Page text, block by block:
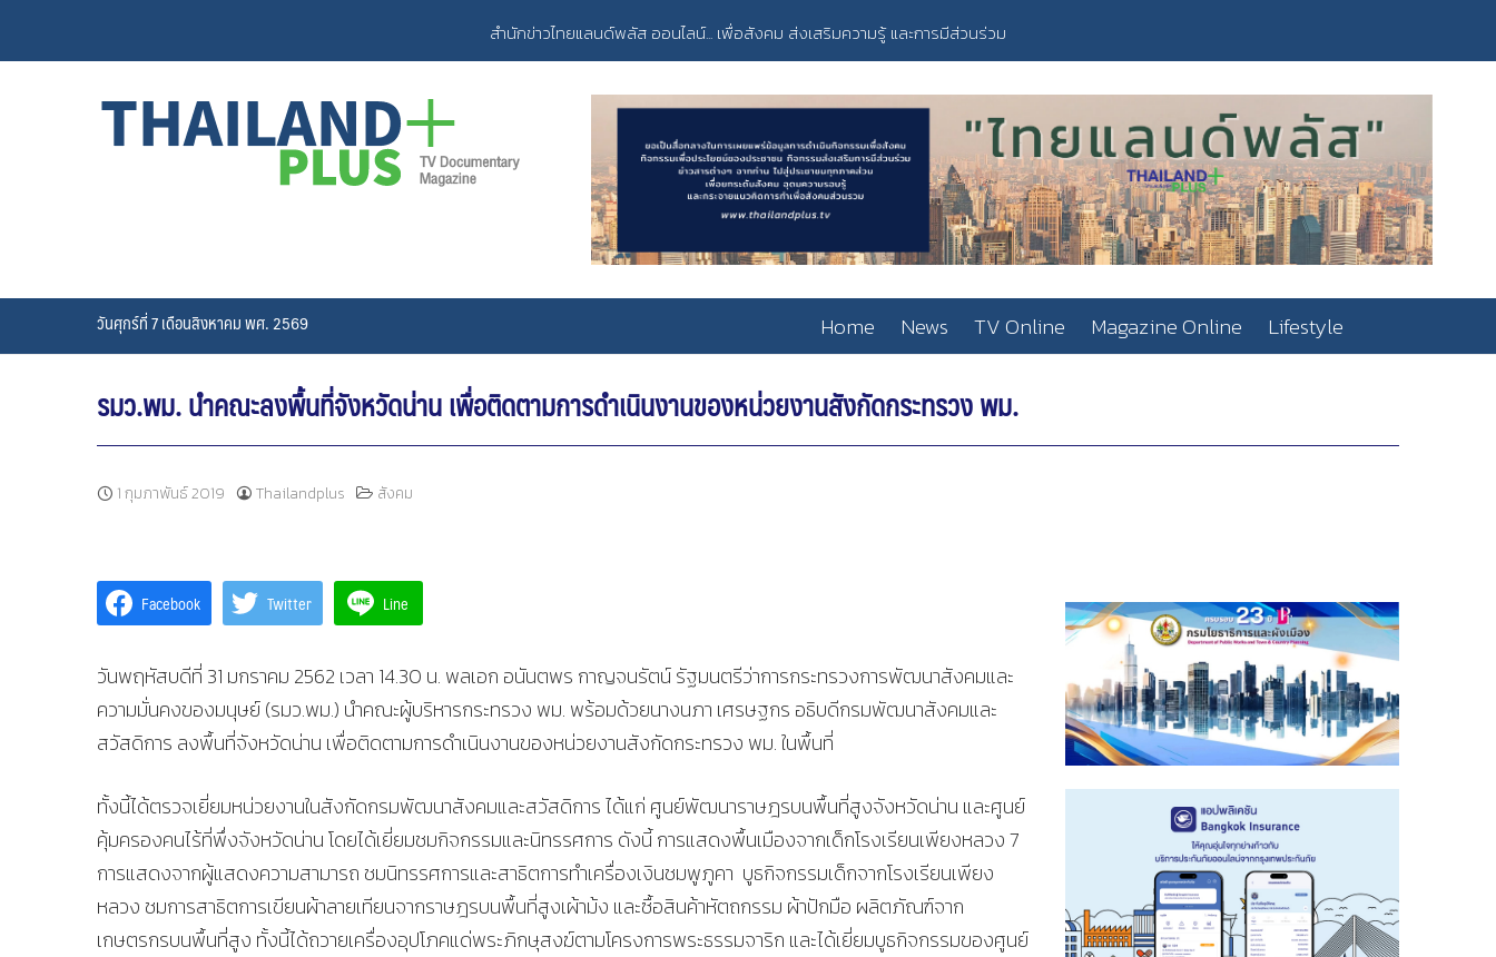
content
สำนักข่าวไทยแลนด์พลัส ออนไลน์... เพื่อสังคม ส่งเสริมความรู้ และการมีส่วนร่วม
วันศุกร์ที่ 7 เดือนสิงหาคม พศ. 2569 Home News TV Online Magazine Online Lifestyle
รมว.พม. นำคณะลงพื้นที่จังหวัดน่าน เพื่อติดตามการดำเนินงานของหน่วยงานสังกัดกระทรวง พม.
1 กุมภาพันธ์ 2019 Thailandplus สังคม
Facebook Twitter Line
วันพฤหัสบดีที่ 31 มกราคม 2562 เวลา 14.30 น. พลเอก อนันตพร กาญจนรัตน์ รัฐมนตรีว่าการกระทรวงการพัฒนาสังคมและ
ความมั่นคงของมนุษย์ (รมว.พม.) นำคณะผู้บริหารกระทรวง พม. พร้อมด้วยนางนภา เศรษฐกร อธิบดีกรมพัฒนาสังคมและ
สวัสดิการ ลงพื้นที่จังหวัดน่าน เพื่อติดตามการดำเนินงานของหน่วยงานสังกัดกระทรวง พม. ในพื้นที่
ทั้งนี้ได้ตรวจเยี่ยมหน่วยงานในสังกัดกรมพัฒนาสังคมและสวัสดิการ ได้แก่ ศูนย์พัฒนาราษฎรบนพื้นที่สูงจังหวัดน่าน และศูนย์
คุ้มครองคนไร้ที่พึ่งจังหวัดน่าน โดยได้เยี่ยมชมกิจกรรมและนิทรรศการ ดังนี้ การแสดงพื้นเมืองจากเด็กโรงเรียนเพียงหลวง 7
การแสดงจากผู้แสดงความสามารถ ชมนิทรรศการและสาธิตการทำเครื่องเงินชมพูภูคา บูธกิจกรรมเด็กจากโรงเรียนเพียง
หลวง ชมการสาธิตการเขียนผ้าลายเทียนจากราษฎรบนพื้นที่สูงเผ้าม้ง และซื้อสินค้าหัตถกรรม ผ้าปักมือ ผลิตภัณฑ์จาก
เกษตรกรบนพื้นที่สูง ทั้งนี้ได้ถวายเครื่องอุปโภคแด่พระภิกษุสงฆ์ตามโครงการพระธรรมจาริก และได้เยี่ยมบูธกิจกรรมของศูนย์